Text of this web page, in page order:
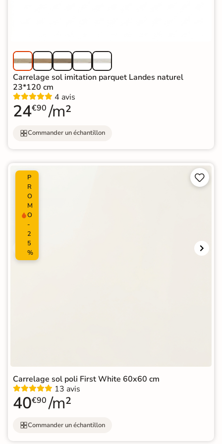
Carrelage sol imitation parquet Landes naturel
23*120 cm
4 avis
24€90 /m²
Commander un échantillon
P
R
O
M
O
-
2
5
%


Carrelage sol poli First White 60x60 cm
13 avis
40€90 /m²
Commander un échantillon